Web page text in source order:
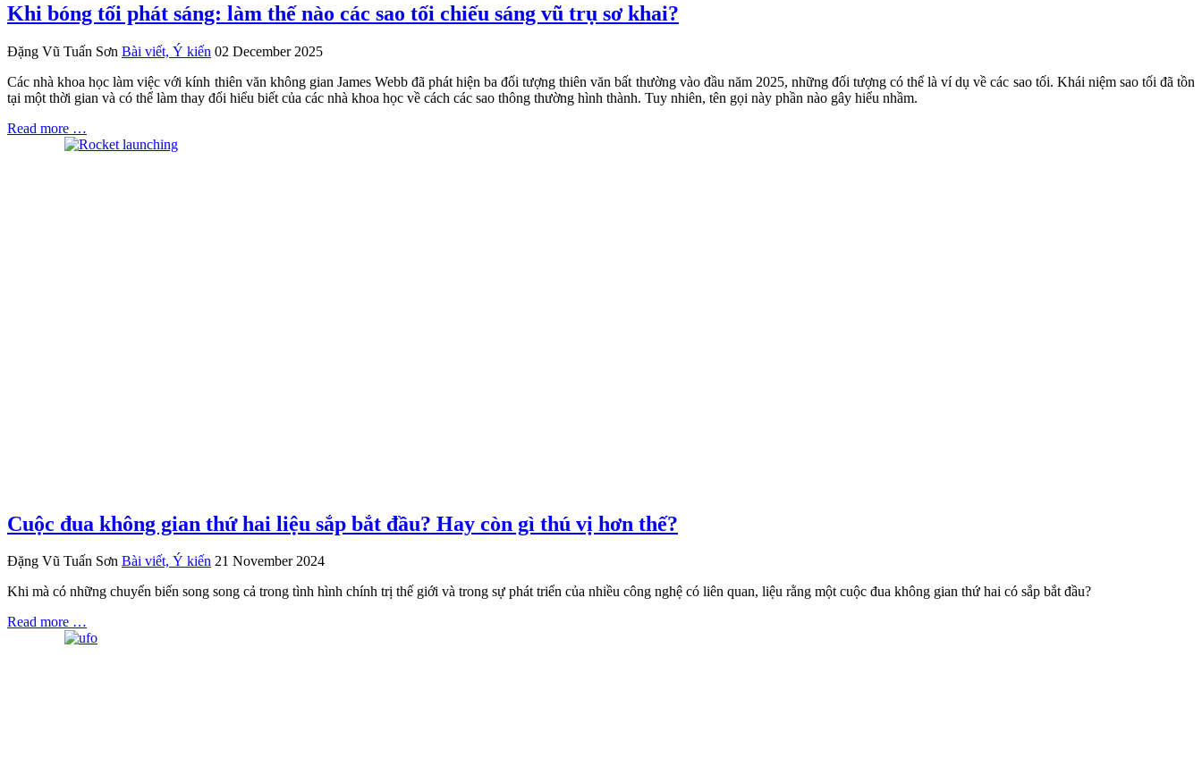
Khi bóng tối phát sáng: làm thế nào các sao tối chiếu sáng vũ trụ sơ khai?
Đặng Vũ Tuấn Sơn Bài viết, Ý kiến 02 December 2025
Các nhà khoa học làm việc với kính thiên văn không gian James Webb đã phát hiện ba đối tượng thiên văn bất thường vào đầu năm 2025, những đối tượng có thể là ví dụ về các sao tối. Khái niệm sao tối đã tồn
tại một thời gian và có thể làm thay đổi hiểu biết của các nhà khoa học về cách các sao thông thường hình thành. Tuy nhiên, tên gọi này phần nào gây hiểu nhầm.
Read more …
Cuộc đua không gian thứ hai liệu sắp bắt đầu? Hay còn gì thú vị hơn thế?
Đặng Vũ Tuấn Sơn Bài viết, Ý kiến 21 November 2024
Khi mà có những chuyển biến song song cả trong tình hình chính trị thế giới và trong sự phát triển của nhiều công nghệ có liên quan, liệu rằng một cuộc đua không gian thứ hai có sắp bắt đầu?
Read more …